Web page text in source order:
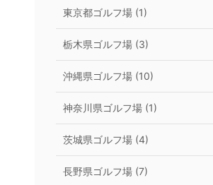
東京都ゴルフ場 (1)
栃木県ゴルフ場 (3)
沖縄県ゴルフ場 (10)
神奈川県ゴルフ場 (1)
茨城県ゴルフ場 (4)
長野県ゴルフ場 (7)